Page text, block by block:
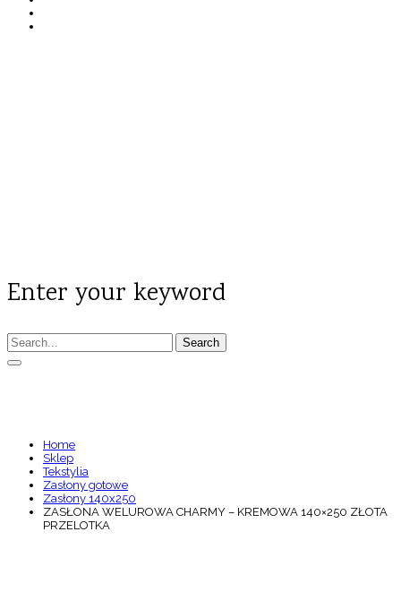
Enter your keyword
Search
Home
Sklep
Tekstylia
Zasłony gotowe
Zasłony 140x250
ZASŁONA WELUROWA CHARMY – KREMOWA 140×250 ZŁOTA
PRZELOTKA